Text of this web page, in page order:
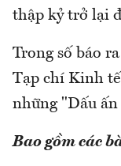
thập kỷ trở lại
Trong số báo
Tạp chí Kinh
những "Dấu
Bao gồm các